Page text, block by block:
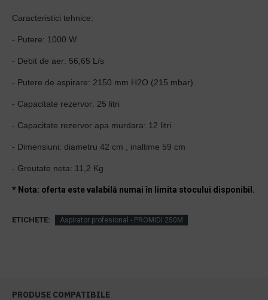
Caracteristici tehnice:
- Putere: 1000 W
- Debit de aer: 56,65 L/s
- Putere de aspirare: 2150 mm H2O (215 mbar)
- Capacitate rezervor: 25 litri
- Capacitate rezervor apa murdara: 12 litri
- Dimensiuni: diametru 42 cm , inaltime 59 cm
- Greutate neta: 11,2 Kg
* Nota: oferta este valabilă numai în limita stocului disponibil.
ETICHETE: Aspirator profesional - PROMIDI 250M
PRODUSE COMPATIBILE